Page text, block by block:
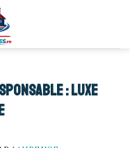
: luxe